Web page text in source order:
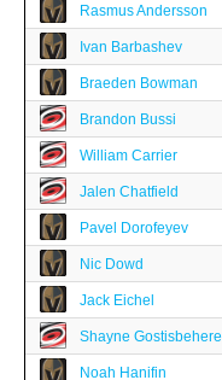
Rasmus Andersson
Ivan Barbashev
Braeden Bowman
Brandon Bussi
William Carrier
Jalen Chatfield
Pavel Dorofeyev
Nic Dowd
Jack Eichel
Shayne Gostisbehere
Noah Hanifin